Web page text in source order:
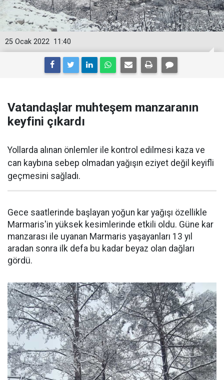
11:40
25 Ocak 2022
Vatandaşlar muhteşem manzaranın
keyfini çıkardı
Yollarda alınan önlemler ile kontrol edilmesi kaza ve
can kaybına sebep olmadan yağışın eziyet değil keyifli
geçmesini sağladı.
Gece saatlerinde başlayan yoğun kar yağışı özellikle
Marmaris'in yüksek kesimlerinde etkili oldu. Güne kar
manzarası ile uyanan Marmaris yaşayanları 13 yıl
aradan sonra ilk defa bu kadar beyaz olan dağları
gördü.